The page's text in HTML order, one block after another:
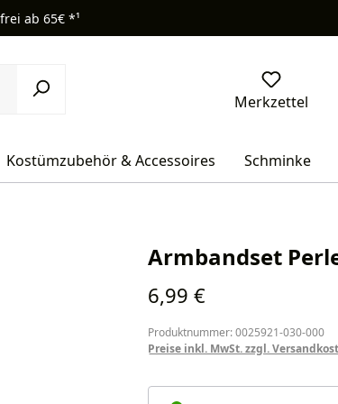
ab 65€ *¹
Kostümzubehör & Accessoires Schminke
Armbandset
Regulärer Preis:
6,99 €
Produktnummer: 0025921-030-000
Preise inkl. MwSt. zzgl.